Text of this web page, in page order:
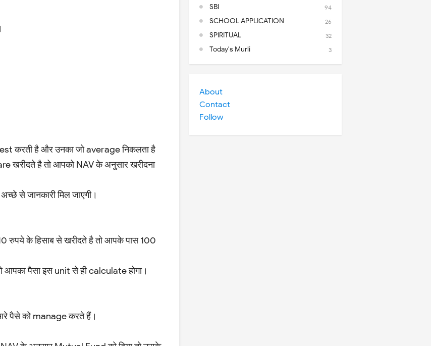
करती है और उनका जो average निकलता है
खरीदते है तो आपको NAV के अनुसार खरीदना
से जानकारी मिल जाएगी।
के हिसाब से खरीदते है तो आपके पास 100
पैसा इस unit से ही calculate होगा।
पैसे को manage करते हैं।
SBI 94
SCHOOL APPLICATION 26
SPIRITUAL 32
Today's Murli 3
About
Contact
Follow